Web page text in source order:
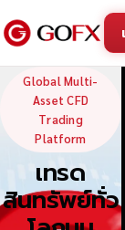
GoFX
Global Multi-
Asset CFD
Trading
Platform
เทรด
สินทรัพย์ทั่ว